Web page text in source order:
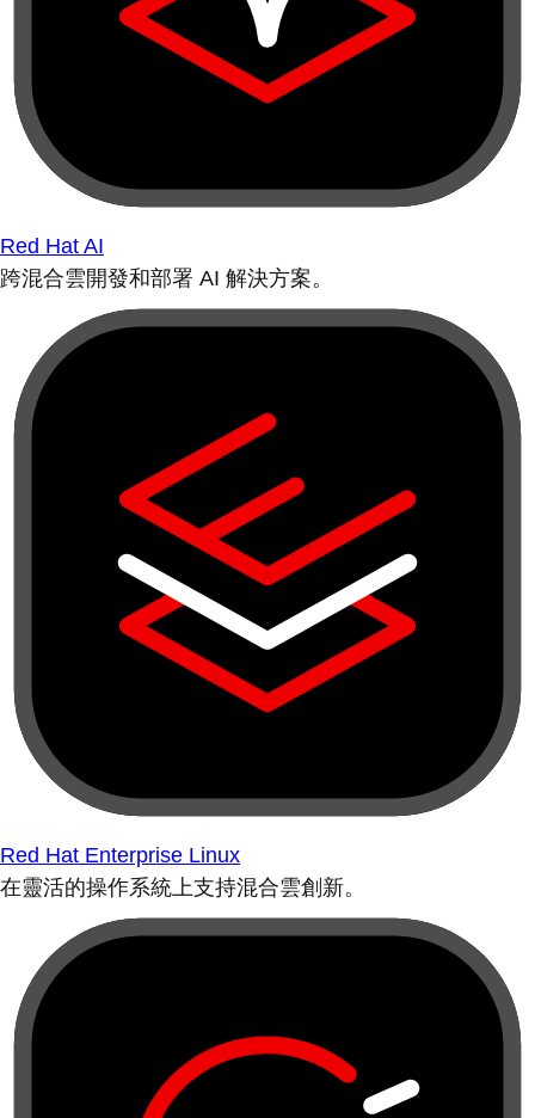
Red Hat AI
跨混合雲開發和部署 AI 解決方案。
Red Hat Enterprise Linux
在靈活的操作系統上支持混合雲創新。